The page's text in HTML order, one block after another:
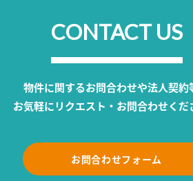
CONTACT US
物件に関するお問合わせや法人契約
お気軽にリクエスト・お問合わせくだ
お問合わせフォーム